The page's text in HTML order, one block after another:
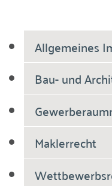
Allgemeines
Bau- und
Maklerrecht